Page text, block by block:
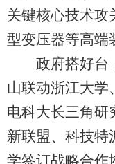
关键核心技术攻
型变压器等高端
政府搭好台，
山联动浙江大学
电科大长三角研
新联盟、科技特
学签订战略合作